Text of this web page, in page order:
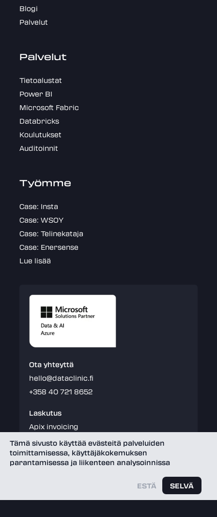
Blogi
Palvelut
Palvelut
Tietoalustat
Power BI
Microsoft Fabric
Databricks
Koulutukset
Auditoinnit
Työmme
Case: Insta
Case: WSOY
Case: Telinekataja
Case: Enersense
Lue lisää
Ota yhteyttä
hello@dataclinic.fi
+358 40 721 8652
Laskutus
Apix invoicing
Näkemystä datasi hyödyntämiseen
Tämä sivusto käyttää evästeitä palveluiden
toimittamisessa, käyttäjäkokemuksen
parantamisessa ja liikenteen analysoinnissa
SELVÄ
ESTÄ